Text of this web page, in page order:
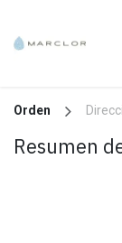
Orden
Resumen